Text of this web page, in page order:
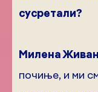
сусретали?
Милена
почиње, и ми